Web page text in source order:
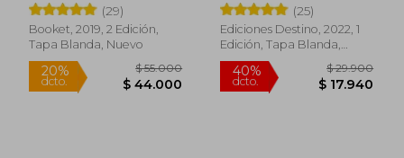
(29)
Booket, 2019, 2 Edición,
Tapa Blanda, Nuevo
(25)
Ediciones Destino, 2022, 1
Edición, Tapa Blanda,
Nuevo